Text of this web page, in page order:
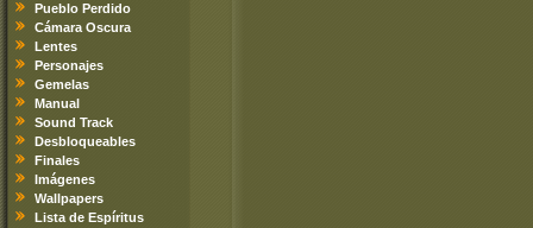
Pueblo Perdido
Cámara Oscura
Lentes
Personajes
Gemelas
Manual
Sound Track
Desbloqueables
Finales
Imágenes
Wallpapers
Lista de Espíritus